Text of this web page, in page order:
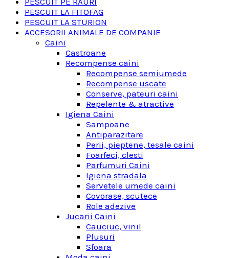
PESCUIT LA FITOFAG
PESCUIT LA STURION
ACCESORII ANIMALE DE COMPANIE
Caini
Castroane
Recompense caini
Recompense semiumede
Recompense uscate
Conserve, pateuri caini
Repelente & atractive
Igiena Caini
Sampoane
Antiparazitare
Perii, pieptene, tesale caini
Foarfeci, clesti
Parfumuri Caini
Igiena stradala
Servetele umede caini
Covorase, scutece
Role adezive
Jucarii Caini
Cauciuc, vinil
Plusuri
Sfoara